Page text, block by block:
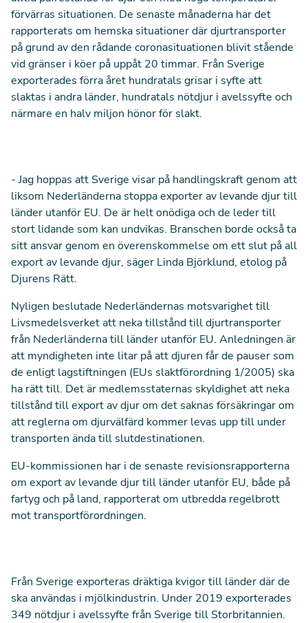
förvärras situationen. De senaste månaderna har det
rapporterats om hemska situationer där djurtransporter
på grund av den rådande coronasituationen blivit stående
vid gränser i köer på uppåt 20 timmar. Från Sverige
exporterades förra året hundratals grisar i syfte att
slaktas i andra länder, hundratals nötdjur i avelssyfte och
närmare en halv miljon hönor för slakt.
- Jag hoppas att Sverige visar på handlingskraft genom att
liksom Nederländerna stoppa exporter av levande djur till
länder utanför EU. De är helt onödiga och de leder till
stort lidande som kan undvikas. Branschen borde också ta
sitt ansvar genom en överenskommelse om ett slut på all
export av levande djur, säger Linda Björklund, etolog på
Djurens Rätt.
Nyligen beslutade Nederländernas motsvarighet till
Livsmedelsverket att neka tillstånd till djurtransporter
från Nederländerna till länder utanför EU. Anledningen är
att myndigheten inte litar på att djuren får de pauser som
de enligt lagstiftningen (EUs slaktförordning 1/2005) ska
ha rätt till. Det är medlemsstaternas skyldighet att neka
tillstånd till export av djurom det saknas försäkringar om
att reglerna om djurvälfärd kommer levas upp till under
transporten ända till slutdestinationen.
EU-kommissionen har i de senaste revisionsrapporterna
om export av levande djur till länder utanför EU, både på
fartyg och på land, rapporterat om utbredda regelbrott
mot transportförordningen.
Från Sverige exporteras dräktiga kvigor till länder där de
ska användas i mjölkindustrin. Under 2019 exporterades
349 nötdjur i avelssyfte från Sverige till Storbritannien.